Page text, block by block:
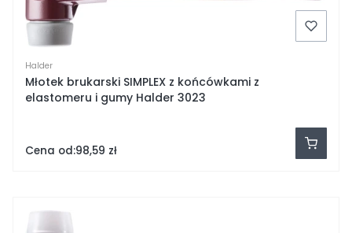
Halder
Młotek brukarski SIMPLEX z końcówkami z
elastomeru i gumy Halder 3023
Cena od:98,59 zł